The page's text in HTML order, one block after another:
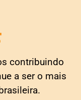
contribuindo
a ser o mais